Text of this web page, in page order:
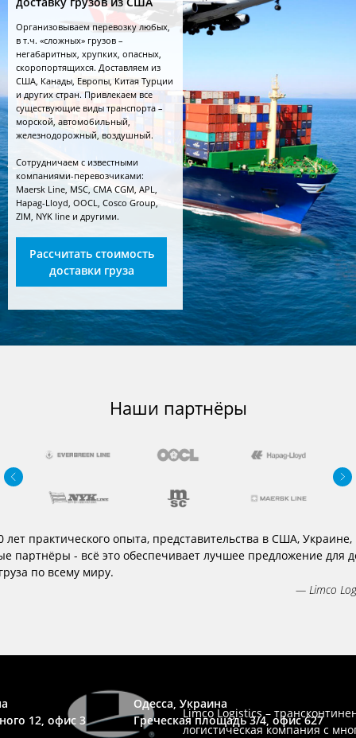
Организовываем перевозку любых,
в т.ч. «сложных» грузов –
негабаритных, хрупких, опасных,
скоропортящихся. Доставляем из
США, Канады, Европы, Китая Турции
и других стран. Привлекаем все
существующие виды транспорта –
морской, автомобильный,
железнодорожный, воздушный.
Сотрудничаем с известными
компаниями-перевозчиками:
Maersk Line, MSC, CMA CGM, APL,
Hapag-Lloyd, OOCL, Cosco Group,
ZIM, NYK line и другими.
Рассчитать стоимость
доставки груза
Наши партнёры
лет практического опыта, представительства в США, Украине,
партнёры - всё это обеспечивает лучшее предложение для
по всему миру.
— Limco
Limco Logistics –
логистическая компания с
Oдесса, Украина
Греческая площадь 3/4, офис 627
12, офис 3